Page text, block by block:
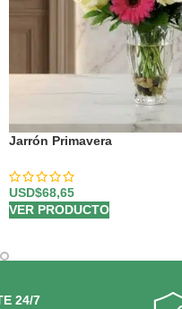
Jarrón Primavera
USD$68,65
VER PRODUCTO
24/7